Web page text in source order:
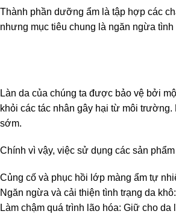
Thành phần dưỡng ẩm là tập hợp các
nhưng mục tiêu chung là ngăn ngừa
Làn da của chúng ta được bảo vệ bởi
khỏi các tác nhân gây hại từ môi
sớm.
Chính vì vậy, việc sử dụng các sản
Củng cố và phục hồi lớp màng ẩm tự
Ngăn ngừa và cải thiện tình trạng da
Làm chậm quá trình lão hóa: Giữ cho